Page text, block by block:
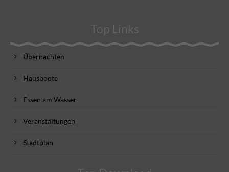
Top Links
Übernachten
Hausboote
Essen am Wasser
Veranstaltungen
Stadtplan